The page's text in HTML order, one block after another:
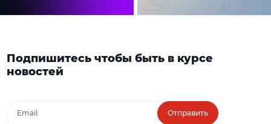
Подпишитесь чтобы быть в курсе
новостей
Отправить